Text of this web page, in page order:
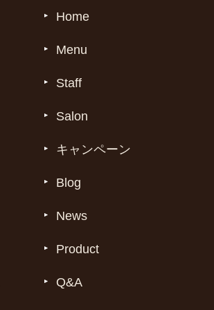
Home
Menu
Staff
Salon
キャンペーン
Blog
News
Product
Q&A